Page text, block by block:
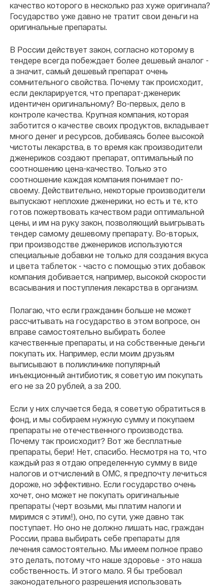
качество которого в несколько раз хуже оригинала?
Государство уже давно не тратит свои деньги на
оригинальные препараты.
В России действует закон, согласно которому в
тендере всегда побеждает более дешевый аналог -
а значит, самый дешевый препарат очень
сомнительного свойства. Почему так происходит,
если декларируется, что препарат-дженерик
идентичен оригинальному? Во-первых, дело в
контроле качества. Крупная компания, которая
заботится о качестве своих продуктов, вкладывает
много денег и ресурсов, добиваясь более высокой
чистоты лекарства, в то время как производители
дженериков создают препарат, оптимальный по
соотношению цена-качество. Только это
соотношение каждая компания понимает по-
своему. Действительно, некоторые производители
выпускают неплохие дженерики, но есть и те, кто
готов пожертвовать качеством ради оптимальной
цены, и им на руку закон, позволяющий выигрывать
тендер самому дешевому препарату. Во-вторых,
при производстве дженериков используются
специальные добавки не только для создания вкуса
и цвета таблеток - часто с помощью этих добавок
компания добивается, например, высокой скорости
всасывания и поступления лекарства в организм.
Полагаю, что если гражданин больше не может
рассчитывать на государство в этом вопросе, он
вправе самостоятельно выбирать более
качественные препараты, и на собственные деньги
покупать их. Например, если моим друзьям
выписывают в поликлинике популярный
инъекционный антибиотик, я советую им покупать
его не за 20 рублей, а за 200.
Если у них случается беда, я советую обратиться в
фонд, и мы собираем нужную сумму и покупаем
препараты не отечественного производства.
Почему так происходит? Вот же бесплатные
препараты, бери! Нет, спасибо. Несмотря на то, что
каждый раз я отдаю определенную сумму в виде
налогов и отчислений в ОМС, я предпочту лечиться
дороже, но эффективно. Если государство очень
хочет, оно может не покупать оригинальные
препараты (черт возьми, мы платим налоги и
миримся с этим!), оно, по сути, уже давно так
поступает. Но оно не должно лишать нас, граждан
России, права выбирать себе препараты для
лечения самостоятельно. Мы имеем полное право
это делать, потому что наше здоровье - это наша
собственность. И этого мало. Я бы требовал
законодательного разрешения использовать